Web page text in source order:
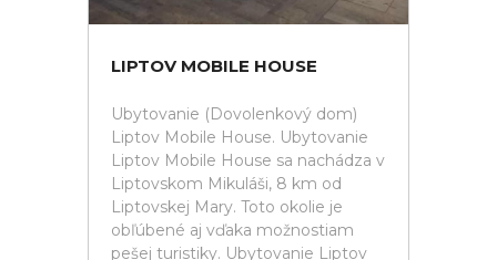
LIPTOV MOBILE HOUSE
Ubytovanie (Dovolenkový dom)
Liptov Mobile House. Ubytovanie
Liptov Mobile House sa nachádza v
Liptovskom Mikuláši, 8 km od
Liptovskej Mary. Toto okolie je
obľúbené aj vďaka možnostiam
pešej turistiky. Ubytovanie Liptov